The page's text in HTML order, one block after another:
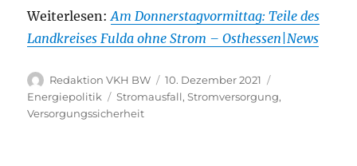
Weiterlesen:Am Donnerstagvormittag: Teile des
Landkreises Fulda ohne Strom – Osthessen|News
Autor
Redaktion VKH BW
Veröffentlicht
am
10. Dezember 2021
Energiepolitik
Schlagwörter
Stromausfall,Stromversorgung,
Versorgungssicherheit